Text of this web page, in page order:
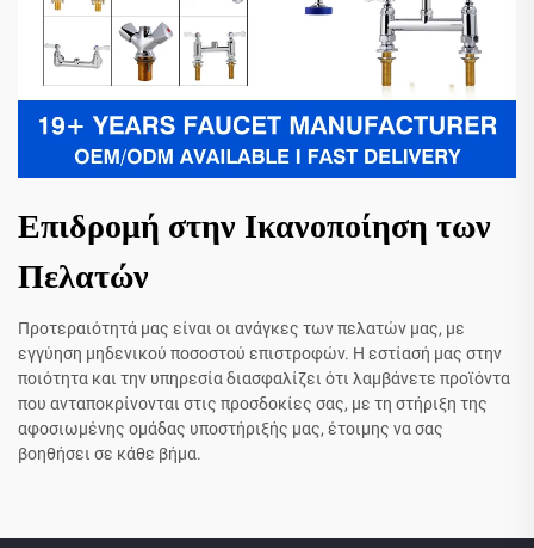
Επιδρομή στην Ικανοποίηση των
Πελατών
Προτεραιότητά μας είναι οι ανάγκες των πελατών μας, με
εγγύηση μηδενικού ποσοστού επιστροφών. Η εστίασή μας στην
ποιότητα και την υπηρεσία διασφαλίζει ότι λαμβάνετε προϊόντα
που ανταποκρίνονται στις προσδοκίες σας, με τη στήριξη της
αφοσιωμένης ομάδας υποστήριξής μας, έτοιμης να σας
βοηθήσει σε κάθε βήμα.